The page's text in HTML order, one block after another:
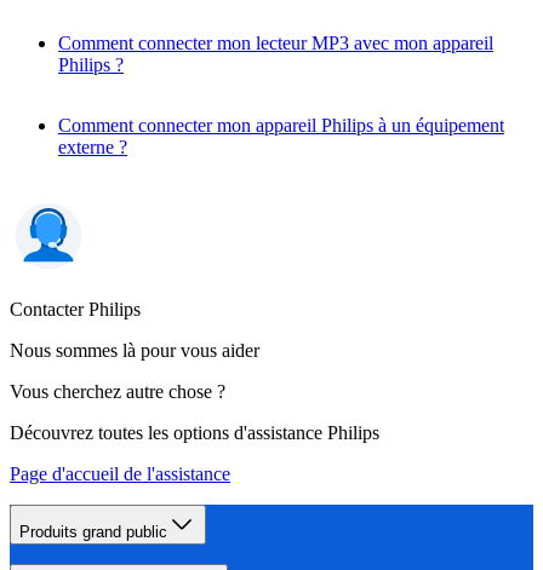
Comment connecter mon lecteur MP3 avec mon appareil
Philips ?
Comment connecter mon appareil Philips à un équipement
externe ?
Contacter Philips
Nous sommes là pour vous aider
Vous cherchez autre chose ?
Découvrez toutes les options d'assistance Philips
Page d'accueil de l'assistance
Produits grand public